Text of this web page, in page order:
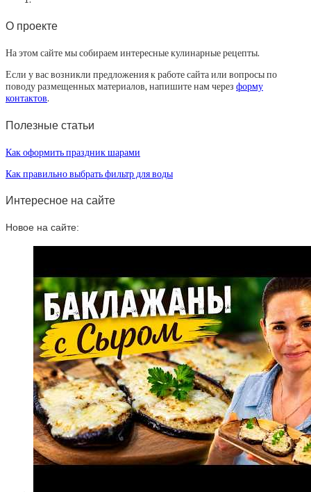
О проекте
На этом сайте мы собираем интересные кулинарные рецепты.
Если у вас возникли предложения к работе сайта или вопросы по
поводу размещенных материалов, напишите нам через форму
контактов.
Полезные статьи
Как оформить праздник шарами
Как правильно выбрать фильтр для воды
Интересное на сайте
Новое на сайте: